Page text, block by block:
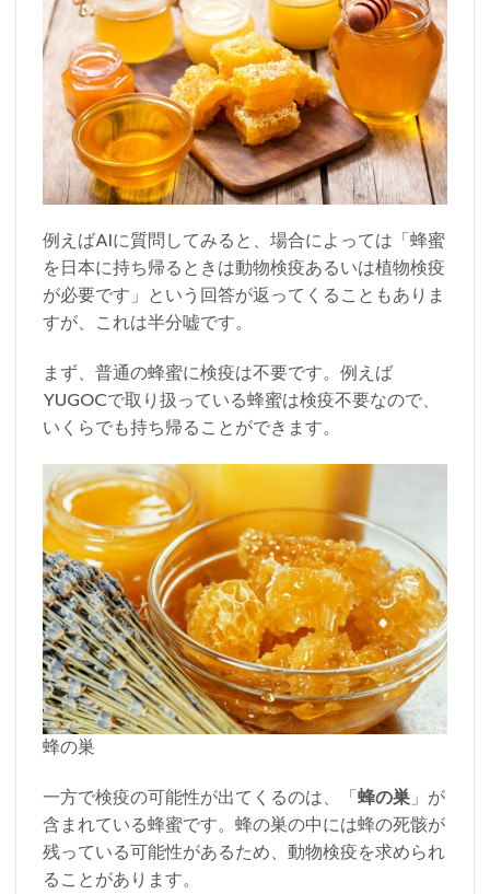
例えばAIに質問してみると、場合によっては「蜂蜜
を日本に持ち帰るときは動物検疫あるいは植物検疫
が必要です」という回答が返ってくることもありま
すが、これは半分嘘です。
まず、普通の蜂蜜に検疫は不要です。例えば
YUGOCで取り扱っている蜂蜜は検疫不要なので、
いくらでも持ち帰ることができます。
蜂の巣
一方で検疫の可能性が出てくるのは、「蜂の巣」が
含まれている蜂蜜です。蜂の巣の中には蜂の死骸が
残っている可能性があるため、動物検疫を求められ
ることがあります。